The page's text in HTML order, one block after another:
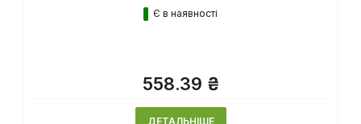
Є в наявності
558.39 ₴
ДЕТАЛЬНІШЕ